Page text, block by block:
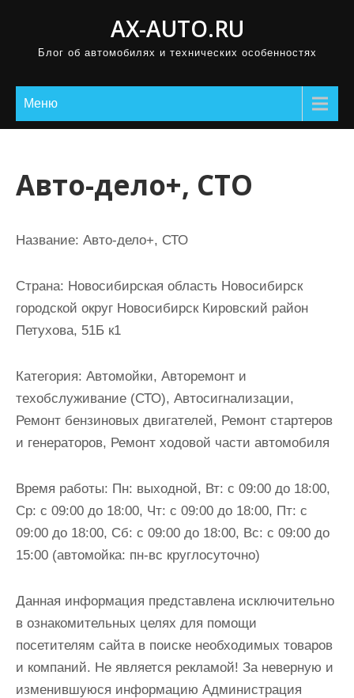
AX-AUTO.RU
Блог об автомобилях и технических особенностях
Меню
Авто-дело+, СТО
Название: Авто-дело+, СТО
Страна: Новосибирская область Новосибирск
городской округ Новосибирск Кировский район
Петухова, 51Б к1
Категория: Автомойки, Авторемонт и
техобслуживание (СТО), Автосигнализации,
Ремонт бензиновых двигателей, Ремонт стартеров
и генераторов, Ремонт ходовой части автомобиля
Время работы: Пн: выходной, Вт: с 09:00 до 18:00,
Ср: с 09:00 до 18:00, Чт: с 09:00 до 18:00, Пт: с
09:00 до 18:00, Сб: с 09:00 до 18:00, Вс: с 09:00 до
15:00 (автомойка: пн-вс круглосуточно)
Данная информация представлена исключительно
в ознакомительных целях для помощи
посетителям сайта в поиске необходимых товаров
и компаний. Не является рекламой! За неверную и
изменившуюся информацию Администрация